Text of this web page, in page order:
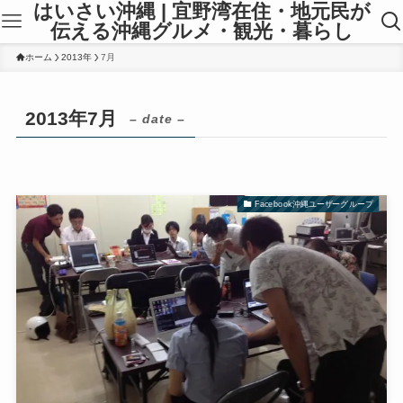
はいさい沖縄 | 宜野湾在住・地元民が
伝える沖縄グルメ・観光・暮らし
ホーム 2013年 7月
2013年7月 – date –
Facebook沖縄ユーザーグループ